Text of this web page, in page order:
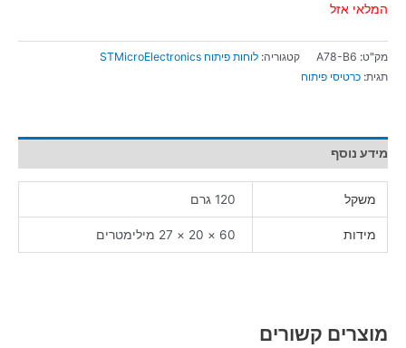
המלאי אזל
מק"ט: A78-B6 קטגוריה: לוחות פיתוח STMicroElectronics
תגית: כרטיסי פיתוח
מידע נוסף
משקל 120 גרם
מידות 60 × 20 × 27 מילימטרים
מוצרים קשורים